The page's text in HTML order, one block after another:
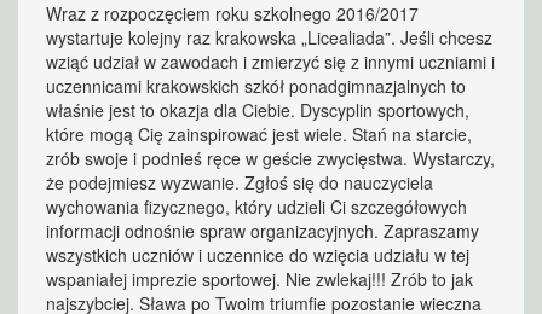
Wraz z rozpoczęciem roku szkolnego 2016/2017
wystartuje kolejny raz krakowska „Licealiada”. Jeśli chcesz
wziąć udział w zawodach i zmierzyć się z innymi uczniami i
uczennicami krakowskich szkół ponadgimnazjalnych to
właśnie jest to okazja dla Ciebie. Dyscyplin sportowych,
które mogą Cię zainspirować jest wiele. Stań na starcie,
zrób swoje i podnieś ręce w geście zwycięstwa. Wystarczy,
że podejmiesz wyzwanie. Zgłoś się do nauczyciela
wychowania fizycznego, który udzieli Ci szczegółowych
informacji odnośnie spraw organizacyjnych. Zapraszamy
wszystkich uczniów i uczennice do wzięcia udziału w tej
wspaniałej imprezie sportowej. Nie zwlekaj!!! Zrób to jak
najszybciej. Sława po Twoim triumfie pozostanie wieczna